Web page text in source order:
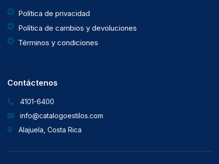
Política de privacidad
Política de cambios y devoluciones
Términos y condiciones
Contáctenos
4101-6400
info@catalogoestilos.com
Alajuela, Costa Rica